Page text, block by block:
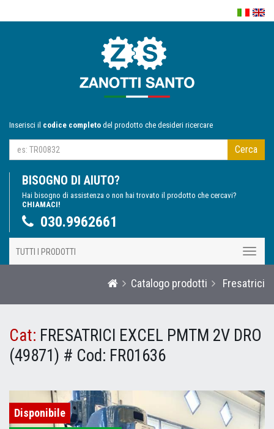
Inserisci il codice completo del prodotto che desideri ricercare
Cerca
BISOGNO DI AIUTO?
Hai bisogno di assistenza o non hai trovato il prodotto che cercavi?
CHIAMACI!
030.9962661
TUTTI I PRODOTTI
Catalogo prodotti Fresatrici
Cat: FRESATRICI EXCEL PMTM 2V DRO
(49871) # Cod: FR01636
Disponibile